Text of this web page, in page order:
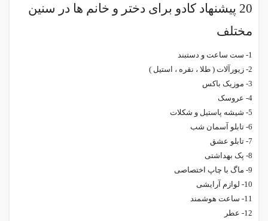
20 پیشنهاد کادو برای دختر و خانم ها در سنین
مختلف
1- ست ساعت و دستبند
2- زیورآلات ( طلا ، نقره ، استیل )
3- موزیک باکس
4- عروسک
5- شیشه پاستیل و شکلات
6- تابلو آسمان شب
7- تابلو عشق
8- پک بهداشتی
9- ماگ با چاپ اختصاصی
10- لوازم آرایشی
11- ساعت هوشمند
12- عطر